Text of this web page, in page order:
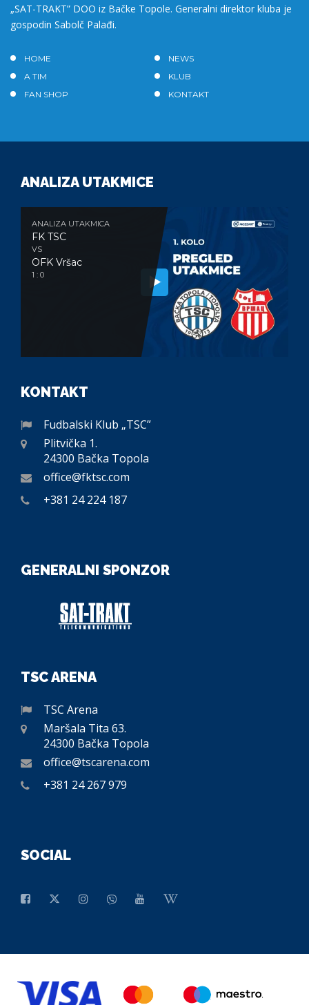
„SAT-TRAKT” DOO iz Bačke Topole. Generalni direktor kluba je
gospodin Sabolč Palađi.
HOME
NEWS
A TIM
KLUB
FAN SHOP
KONTAKT
ANALIZA UTAKMICE
ANALIZA UTAKMICA
FK TSC
VS
OFK Vršac
1 : 0
KONTAKT
Fudbalski Klub „TSC”
Plitvička 1.
24300 Bačka Topola
office@fktsc.com
+381 24 224 187
GENERALNI SPONZOR
TSC ARENA
TSC Arena
Maršala Tita 63.
24300 Bačka Topola
office@tscarena.com
+381 24 267 979
SOCIAL